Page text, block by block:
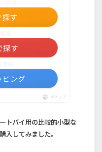
す
探す
ピング
ポチップ
トバイ用の比較的小型な
入してみました。